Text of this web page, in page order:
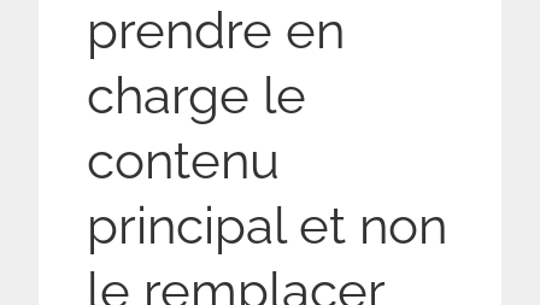
prendre en
charge le
contenu
principal et non
le remplacer